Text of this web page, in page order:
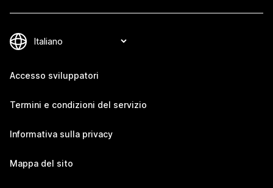
Accesso sviluppatori
Termini e condizioni del servizio
Informativa sulla privacy
Mappa del sito